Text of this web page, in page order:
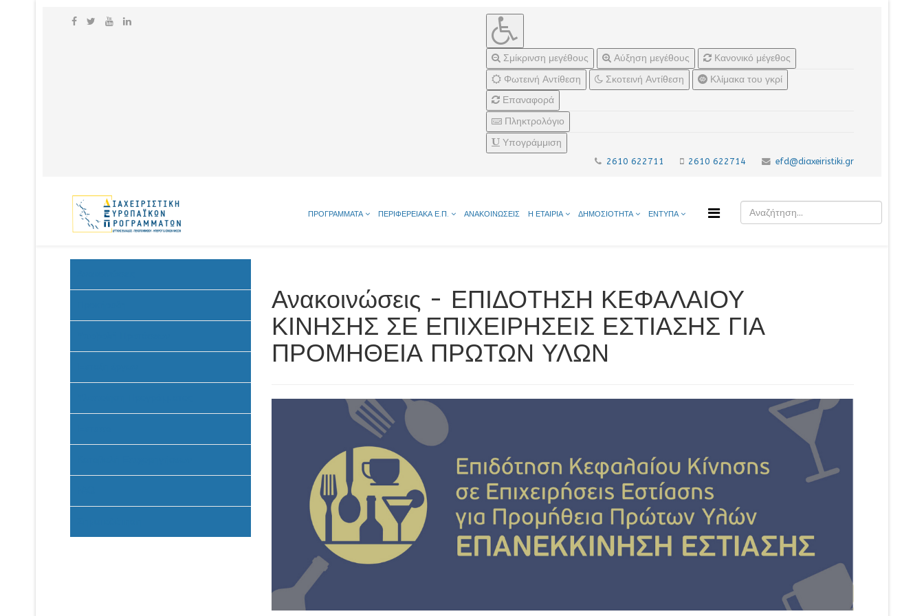
Σμίκρινση μεγέθους Αύξηση μεγέθους
Κανονικό μέγεθος
Φωτεινή Αντίθεση
Σκοτεινή Αντίθεση
Κλίμακα του γκρί
Επαναφορά
Πληκτρολόγιο
Υπογράμμιση
2610 622711 2610 622714 efd@diaxeiristiki.gr
ΠΡΟΓΡΑΜΜΑΤΑ ΠΕΡΙΦΕΡΕΙΑΚΑ Ε.Π. ΑΝΑΚΟΙΝΩΣΕΙΣ Η ΕΤΑΙΡΙΑ ΔΗΜΟΣΙΟΤΗΤΑ ΕΝΤΥΠΑ
Ανακοινώσεις - ΕΠΙΔΟΤΗΣΗ ΚΕΦΑΛΑΙΟΥ
ΚΙΝΗΣΗΣ ΣΕ ΕΠΙΧΕΙΡΗΣΕΙΣ ΕΣΤΙΑΣΗΣ ΓΙΑ
ΠΡΟΜΗΘΕΙΑ ΠΡΩΤΩΝ ΥΛΩΝ